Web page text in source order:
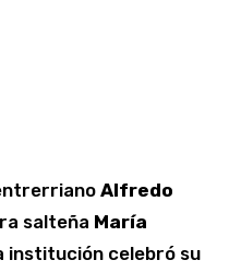
Alfredo
salteña María
institución celebró su